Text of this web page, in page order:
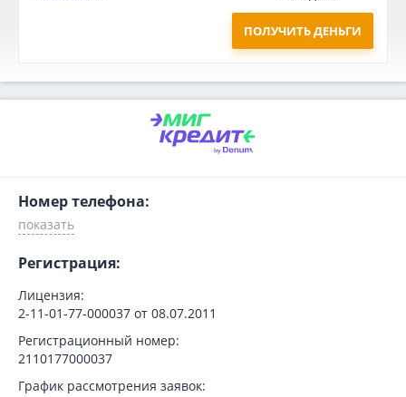
ПОЛУЧИТЬ ДЕНЬГИ
Номер телефона:
Регистрация:
Лицензия:
2-11-01-77-000037 от 08.07.2011
Регистрационный номер:
2110177000037
График рассмотрения заявок: